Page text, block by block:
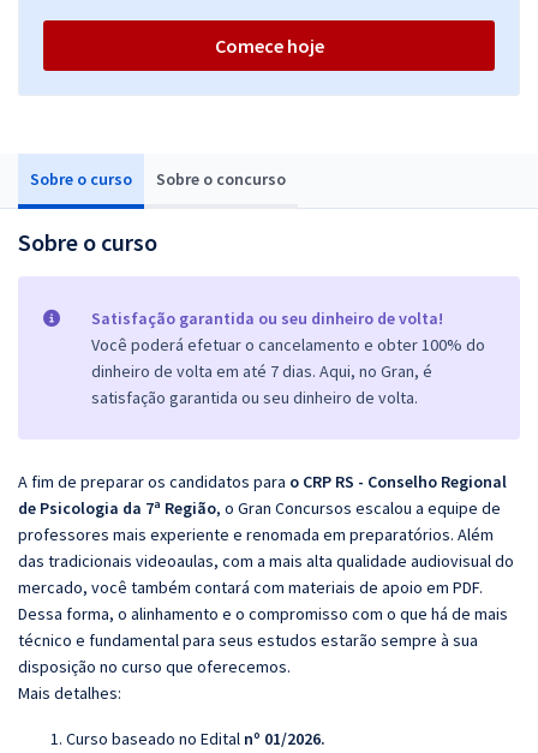
Sobre o curso Sobre o concurso
Sobre o curso
Satisfação garantida ou seu dinheiro de volta!
Você poderá efetuar o cancelamento e obter 100% do
dinheiro de volta em até 7 dias. Aqui, no Gran, é
satisfação garantida ou seu dinheiro de volta.
A fim de preparar os candidatos para o CRP RS - Conselho Regional
de Psicologia da 7ª Região, o Gran Concursos escalou a equipe de
professores mais experiente e renomada em preparatórios. Além
das tradicionais videoaulas, com a mais alta qualidade audiovisual do
mercado, você também contará com materiais de apoio em PDF.
Dessa forma, o alinhamento e o compromisso com o que há de mais
técnico e fundamental para seus estudos estarão sempre à sua
disposição no curso que oferecemos.
Mais detalhes:
Curso baseado no Edital nº 01/2026.
Comece hoje